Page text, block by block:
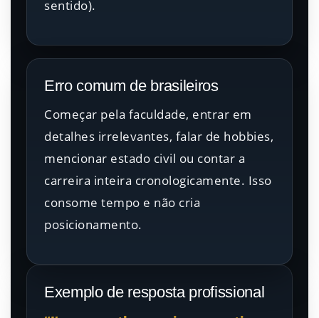
sentido).
Erro comum de brasileiros
Começar pela faculdade, entrar em
detalhes irrelevantes, falar de hobbies,
mencionar estado civil ou contar a
carreira inteira cronologicamente. Isso
consome tempo e não cria
posicionamento.
Exemplo de resposta profissional